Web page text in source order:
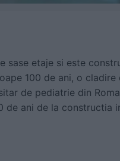
sase etaje si este
100 de ani, o
de pediatrie din
ani de la constructia